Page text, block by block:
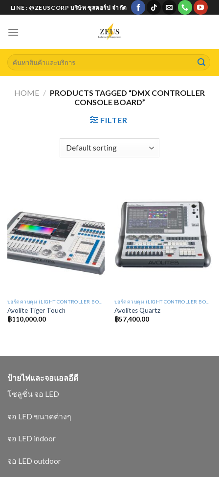
Skip
to
content
LINE : @ZEUSCORP บริษัท ซุสคอร์ป จำกัด
Search
for:
HOME / PRODUCTS TAGGED “DMX CONTROLLER
CONSOLE BOARD”
FILTER
Avolite Tiger Touch
฿110,000.00
Avolites Quartz
฿57,400.00
ป้ายไฟและจอแอลอีดี
โซลูชั่น จอ LED
จอ LED ขนาดต่างๆ
จอ LED indoor
จอ LED outdoor